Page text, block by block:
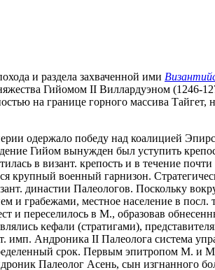
и раздела захваченной ими
Гийомом II Виллардуэном (1246-
на границе горного массива Тайгет,
одержало победу над коалицией
Гийом вынужден был уступить
в визант. крепость и в течение
крупный военный гарнизон.
династии Палеологов. Поскольку
и грабежами, местное население в
и переселилось в М., образовав
кефали (стратигами),
имп. Андроника II Палеолога система
срок. Первым эпитропом М. и
Палеолог Асень, сын изгнанного